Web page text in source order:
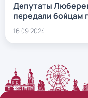
Депутаты
передали бойцам
16.09.2024